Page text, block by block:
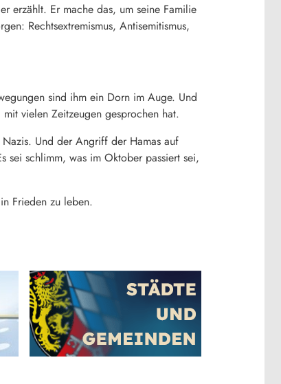
erzählt. Er mache das, um seine Familie
Rechtsextremismus, Antisemitismus,
sind ihm ein Dorn im Auge. Und
vielen Zeitzeugen gesprochen hat.
Und der Angriff der Hamas auf
sei schlimm, was im Oktober passiert sei,
Frieden zu leben.